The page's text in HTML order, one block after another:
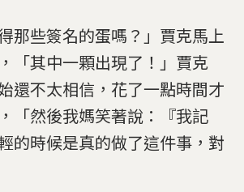
那些簽名的蛋嗎？」賈克馬上
「其中一顆出現了！」賈克
還不太相信，花了一點時間才
「然後我媽笑著說：『我記
的時候是真的做了這件事，對